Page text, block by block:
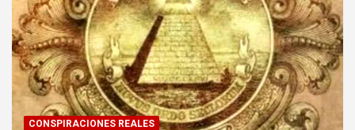
CONSPIRACIONES REALES